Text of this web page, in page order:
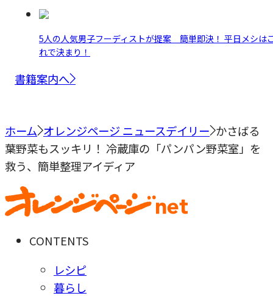
5人の人気男子フーディストが提案 簡単即決！ 平日メシは
れで決まり！
書籍案内へ
ホーム オレンジページ ニュースデイリー かさばる
葉野菜もスッキリ！ 冷蔵庫の「パンパン野菜室」を
救う、簡単整理アイディア
CONTENTS
レシピ
暮らし